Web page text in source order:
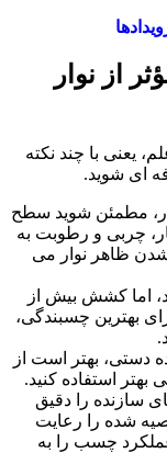
از نوار
یعنی با چند نکته
ای شوید.
مطمئن شوید سطح
چربی و رطوبت به
ظاهر نوار می‌
اما کشش بیش از
بهترین چسبندگی،
دستی، بهتر است از
استفاده کنید.
سازنده را دقیق
‌شده را رعایت
چسب را به